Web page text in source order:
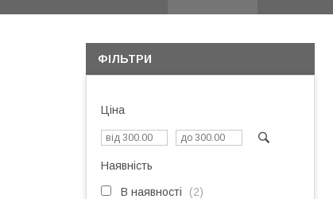
ФІЛЬТРИ
Ціна
Наявність
В наявності 2